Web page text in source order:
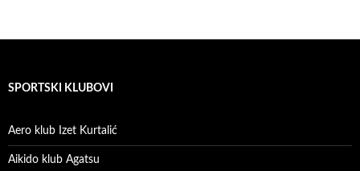
SPORTSKI KLUBOVI
Aero klub Izet Kurtalić
Aikido klub Agatsu